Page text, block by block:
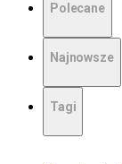
Polecane
Najnowsze
Tagi